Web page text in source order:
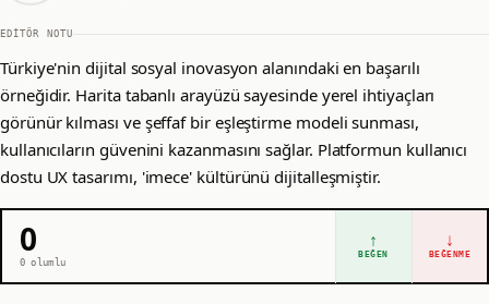
EDITÖR NOTU
Türkiye'nin dijital sosyal inovasyon alanındaki en başarılı
örneğidir. Harita tabanlı arayüzü sayesinde yerel ihtiyaçları
görünür kılması ve şeffaf bir eşleştirme modeli sunması,
kullanıcıların güvenini kazanmasını sağlar. Platformun kullanıcı
dostu UX tasarımı, 'imece' kültürünü dijitalleşmiştir.
0
0olumlu
↑
BEĞEN
↓
BEĞENME